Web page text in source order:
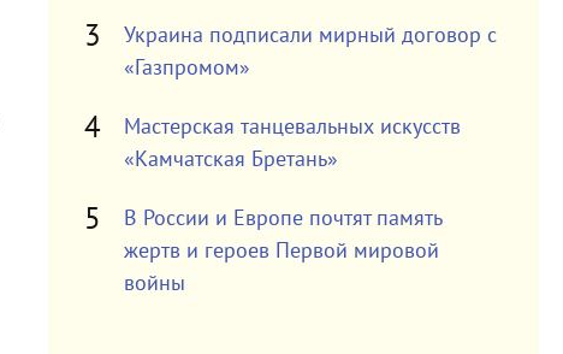
Украина подписали мирный договор с
«Газпромом»
Мастерская танцевальных искусств
«Камчатская Бретань»
В России и Европе почтят память
жертв и героев Первой мировой
войны